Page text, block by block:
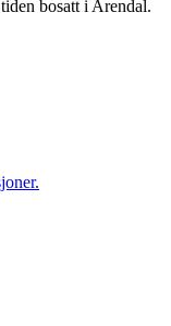
bosatt i Arendal.